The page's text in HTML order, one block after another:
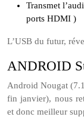
Transmet
ports HDMI )
L’USB du futur,
ANDROID
Android Nougat
fin janvier), nous
et donc meilleur